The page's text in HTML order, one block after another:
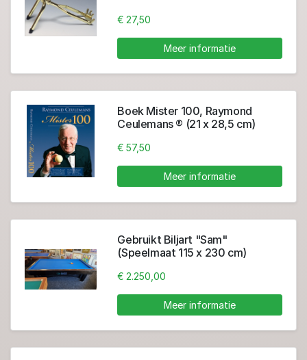
€ 27,50
Meer informatie
Boek Mister 100, Raymond
Ceulemans ® (21 x 28,5 cm)
€ 57,50
Meer informatie
Gebruikt Biljart "Sam"
(Speelmaat 115 x 230 cm)
€ 2.250,00
Meer informatie